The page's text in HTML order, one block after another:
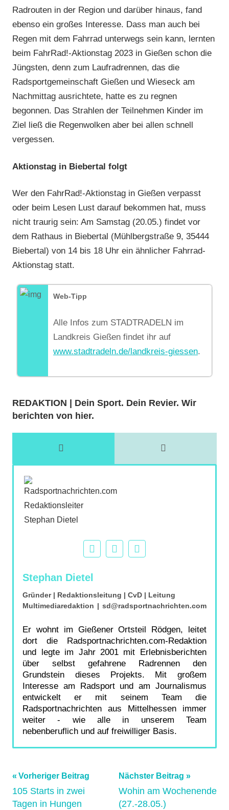
Radrouten in der Region und darüber hinaus, fand
ebenso ein großes Interesse. Dass man auch bei
Regen mit dem Fahrrad unterwegs sein kann, lernten
beim FahrRad!-Aktionstag 2023 in Gießen schon die
Jüngsten, denn zum Laufradrennen, das die
Radsportgemeinschaft Gießen und Wieseck am
Nachmittag ausrichtete, hatte es zu regnen
begonnen. Das Strahlen der Teilnehmen Kinder im
Ziel ließ die Regenwolken aber bei allen schnell
vergessen.
Aktionstag in Biebertal folgt
Wer den FahrRad!-Aktionstag in Gießen verpasst
oder beim Lesen Lust darauf bekommen hat, muss
nicht traurig sein: Am Samstag (20.05.) findet vor
dem Rathaus in Biebertal (Mühlbergstraße 9, 35444
Biebertal) von 14 bis 18 Uhr ein ähnlicher Fahrrad-
Aktionstag statt.
Web-Tipp
Alle Infos zum STADTRADELN im
Landkreis Gießen findet ihr auf
www.stadtradeln.de/landkreis-giessen.
REDAKTION | Dein Sport. Dein Revier. Wir
berichten von hier.
Stephan Dietel
Gründer | Redaktionsleitung | CvD | Leitung
Multimediaredaktion | sd@radsportnachrichten.com
Er wohnt im Gießener Ortsteil Rödgen, leitet
dort die Radsportnachrichten.com-Redaktion
und legte im Jahr 2001 mit Erlebnisberichten
über selbst gefahrene Radrennen den
Grundstein dieses Projekts. Mit großem
Interesse am Radsport und am Journalismus
entwickelt er mit seinem Team die
Radsportnachrichten aus Mittelhessen immer
weiter - wie alle in unserem Team
nebenberuflich und auf freiwilliger Basis.
Schlagwörter:
archiv_010424 ,
archiv-
Beitragsnavigation
Vorheriger Beitrag
105 Starts in zwei
Tagen in Hungen
Nächster Beitrag
Wohin am Wochenende
(27.-28.05.)